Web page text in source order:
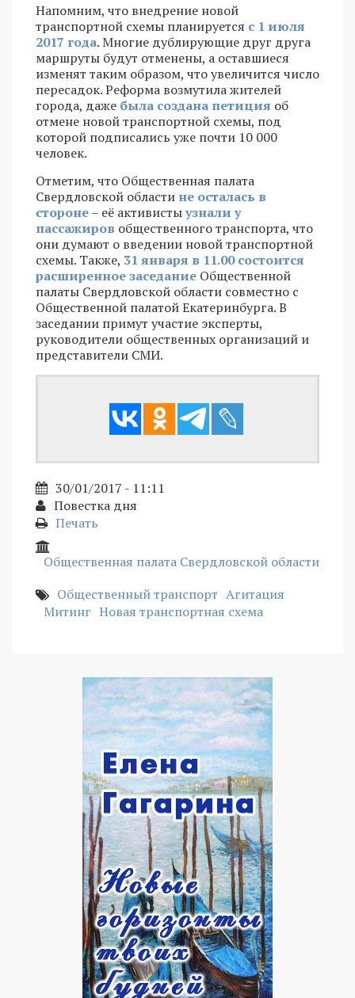
Напомним, что внедрение новой
транспортной схемы планируется с 1 июля
2017 года. Многие дублирующие друг друга
маршруты будут отменены, а оставшиеся
изменят таким образом, что увеличится число
пересадок. Реформа возмутила жителей
города, даже была создана петиция об
отмене новой транспортной схемы, под
которой подписались уже почти 10 000
человек.
Отметим, что Общественная палата
Свердловской области не осталась в
стороне– её активистыузнали у
пассажиров общественного транспорта, что
они думают о введении новой транспортной
схемы. Также, 31 января в 11.00 состоится
расширенное заседание Общественной
палаты Свердловской области совместно с
Общественной палатой Екатеринбурга. В
заседании примут участие эксперты,
руководители общественных организаций и
представители СМИ.
30/01/2017 - 11:11
Повестка дня
Печать
Общественная палата Свердловской области
Общественный транспорт Агитация
Митинг Новая транспортная схема